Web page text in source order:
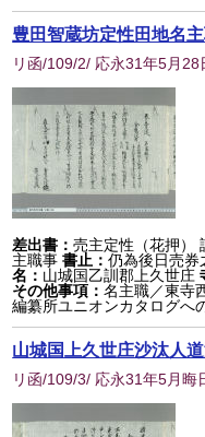
豊田智蔵坊定性田地名
リ函/109/2/ 応永31年5月28
差出書：売主定性（花押）
主職事 書止：仍為後日売券
名： 山城国乙訓郡上久世庄
その他事項：名主職／東寺
編纂所ユニオンカタログへ
山城国上久世庄沙汰人
リ函/109/3/ 応永31年5月晦